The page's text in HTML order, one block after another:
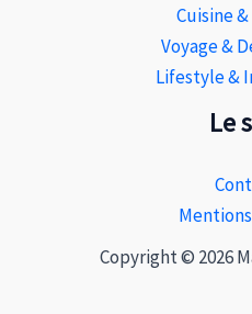
Cuisine
Voyage &
Lifestyle &
Le
Copyright © 2026